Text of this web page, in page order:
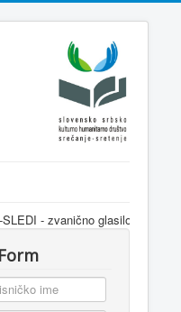
zvanično glasilo srpske
ime